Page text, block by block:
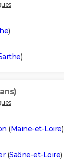
)
)
(Maine-et-Loire)
(Saône-et-Loire)